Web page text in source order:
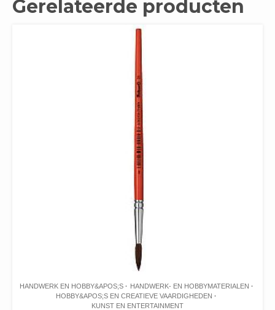
Gerelateerde producten
HANDWERK EN HOBBY&APOS;S
HANDWERK- EN HOBBYMATERIALEN
HOBBY&APOS;S EN CREATIEVE VAARDIGHEDEN
KUNST EN ENTERTAINMENT